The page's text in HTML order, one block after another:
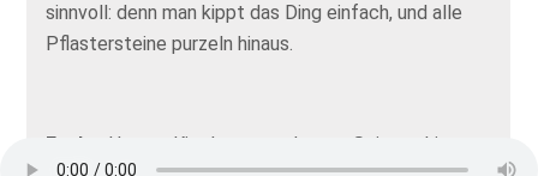
sinnvoll: denn man kippt das Ding einfach, und alle
Pflastersteine purzeln hinaus.
Fuchs:
Unsere Kipploren wurden zur Seite gekippt.